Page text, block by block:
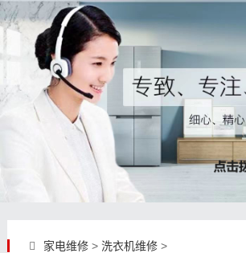
家电维修> 洗衣机维修>